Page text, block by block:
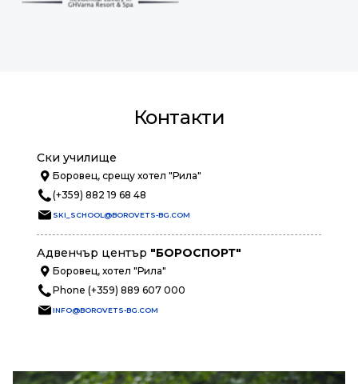
Контакти
Ски училище
Боровец, срещу хотел "Рила"
(+359) 882 19 68 48
SKI_SCHOOL@BOROVETS-BG.COM
Адвенчър център "БОРОСПОРТ"
Боровец, хотел "Рила"
Phone (+359) 889 607 000
INFO@BOROVETS-BG.COM